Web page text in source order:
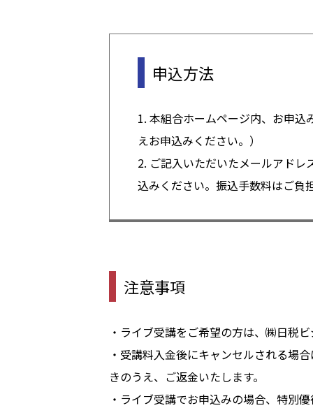
申込方法
1. 本組合ホームページ内、お申込
えお申込みください。）
2. ご記入いただいたメールアド
込みください。振込手数料はご負
注意事項
・ライブ受講をご希望の方は、㈱日税
・受講料入金後にキャンセルされる場
きのうえ、ご返金いたします。
・ライブ受講でお申込みの場合、特別